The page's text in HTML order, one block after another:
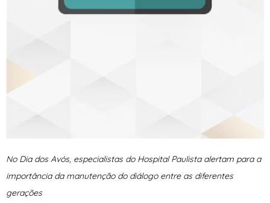
No Dia dos Avós, especialistas do Hospital Paulista alertam para a
importância da manutenção do diálogo entre as diferentes
gerações